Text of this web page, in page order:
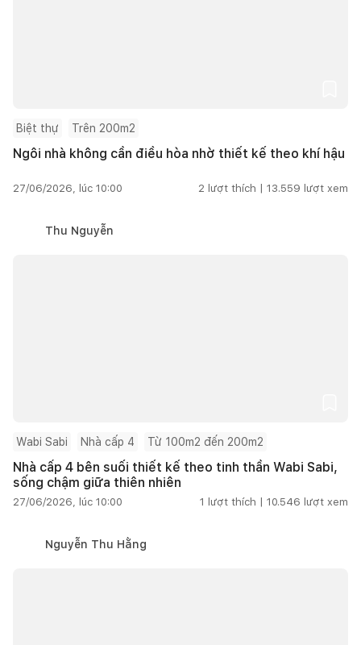
Biệt thự Trên 200m2
Ngôi nhà không cần điều hòa nhờ thiết kế theo khí hậu
27/06/2026, lúc 10:00 2 lượt thích | 13.559 lượt xem
Thu Nguyễn
Wabi Sabi Nhà cấp 4 Từ 100m2 đến 200m2
Nhà cấp 4 bên suối thiết kế theo tinh thần Wabi Sabi,
sống chậm giữa thiên nhiên
27/06/2026, lúc 10:00 1 lượt thích | 10.546 lượt xem
Nguyễn Thu Hằng